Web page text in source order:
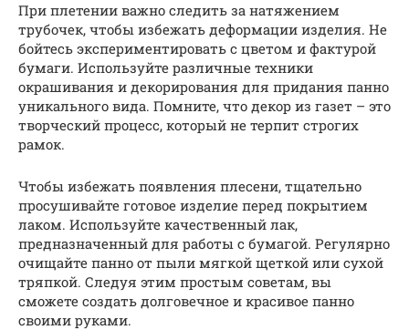
При плетении важно следить за натяжением
трубочек, чтобы избежать деформации изделия. Не
бойтесь экспериментировать с цветом и фактурой
бумаги. Используйте различные техники
окрашивания и декорирования для придания панно
уникального вида. Помните, что декор из газет – это
творческий процесс, который не терпит строгих
рамок.
Чтобы избежать появления плесени, тщательно
просушивайте готовое изделие перед покрытием
лаком. Используйте качественный лак,
предназначенный для работы с бумагой. Регулярно
очищайте панно от пыли мягкой щеткой или сухой
тряпкой. Следуя этим простым советам, вы
сможете создать долговечное и красивое панно
своими руками.